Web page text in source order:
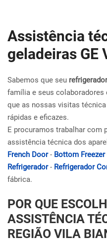
Assistência
geladeiras GE
Sabemos que seu
família e seus
que as nossas visitas técnica
rápidas e eficazes.
E procuramos trabalhar com
assistência técnica dos
French Door- Bottom Freezer
Refrigerador- Refrigerador
fábrica.
POR QUE
ASSISTÊNCIA
REGIÃO VILA